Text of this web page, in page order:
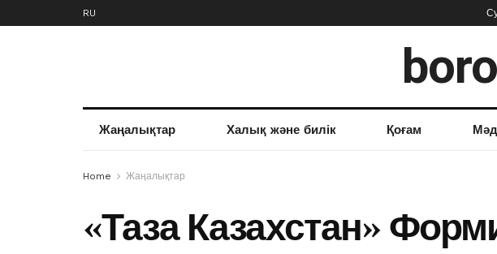
RU
Жаңалықтар Халық және билік Қоғам
Home Жаңалықтар
«Таза Казахстан»